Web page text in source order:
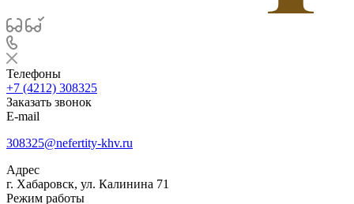
Телефоны
+7 (4212) 308325
Заказать звонок
E-mail
308325@nefertity-khv.ru
Адрес
г. Хабаровск, ул. Калинина 71
Режим работы